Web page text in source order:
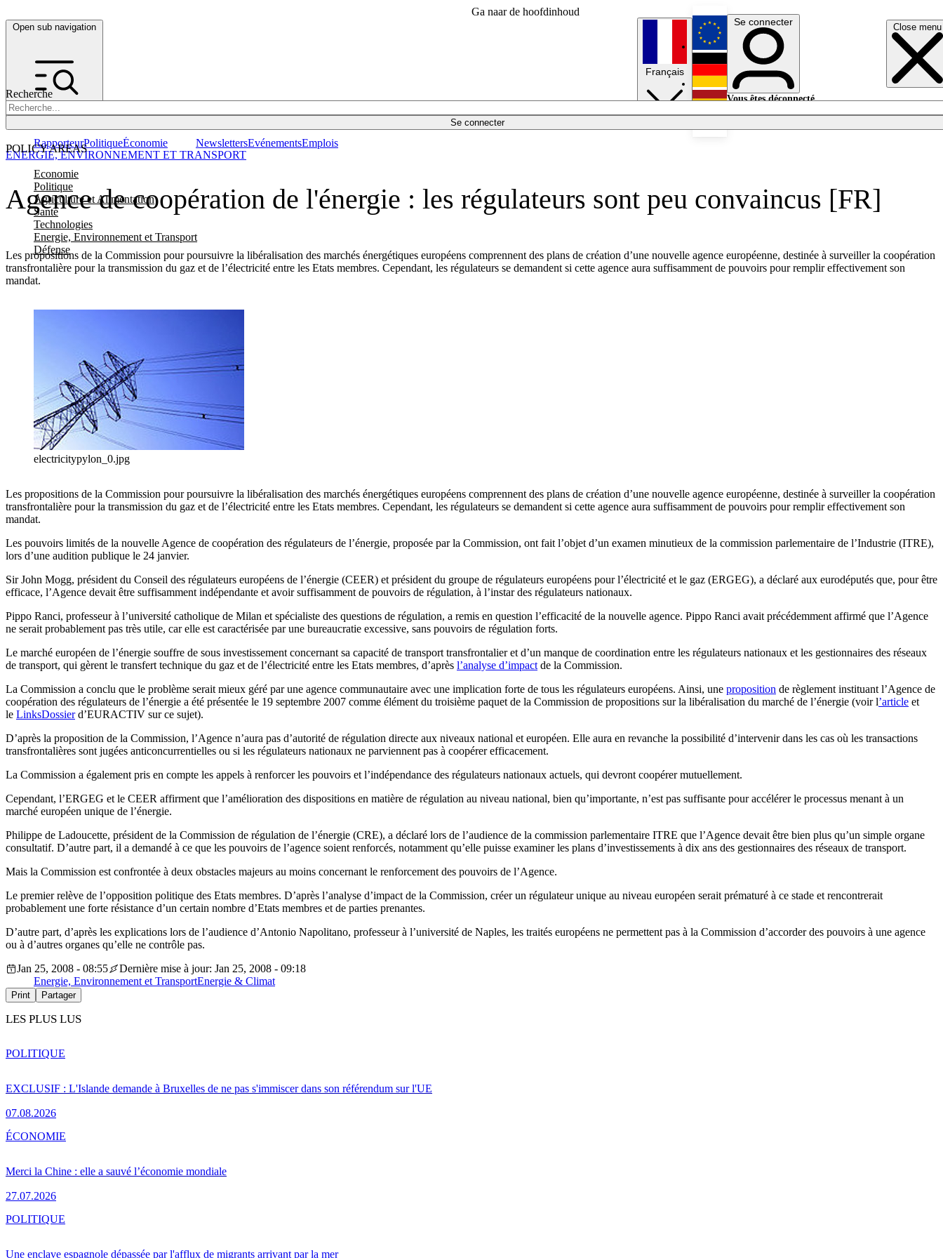
Ga naar de hoofdinhoud
Open sub navigation Close menu
Recherche
Se connecter
POLICY AREAS
Economie
Politique
Agriculture et Alimentation
Santé
Technologies
Energie, Environnement et Transport
Défense
RapporteurPolitiqueÉconomie NewslettersEvénementsEmplois
Français
English
Deutsch
Se connecter
Vous êtes déconnecté.
Agence de coopération de l'énergie : les régulateurs sont peu convaincus [FR]
Les propositions de la Commission pour poursuivre la libéralisation des marchés énergétiques européens comprennent des plans de création d’une nouvelle agence européenne, destinée à surveiller la coopération
transfrontalière pour la transmission du gaz et de l’électricité entre les Etats membres. Cependant, les régulateurs se demandent si cette agence aura suffisamment de pouvoirs pour remplir effectivement son
mandat.
ENERGIE, ENVIRONNEMENT ET TRANSPORT
electricitypylon_0.jpg
Les propositions de la Commission pour poursuivre la libéralisation des marchés énergétiques européens comprennent des plans de création d’une nouvelle agence européenne, destinée à surveiller la coopération
transfrontalière pour la transmission du gaz et de l’électricité entre les Etats membres. Cependant, les régulateurs se demandent si cette agence aura suffisamment de pouvoirs pour remplir effectivement son
mandat.
Les pouvoirs limités de la nouvelle Agence de coopération des régulateurs de l’énergie, proposée par la Commission, ont fait l’objet d’un examen minutieux de la commission parlementaire de l’Industrie (ITRE),
lors d’une audition publique le 24 janvier.
Sir John Mogg, président du Conseil des régulateurs européens de l’énergie (CEER) et président du groupe de régulateurs européens pour l’électricité et le gaz (ERGEG), a déclaré aux eurodéputés que, pour être
efficace, l’Agence devait être suffisamment indépendante et avoir suffisamment de pouvoirs de régulation, à l’instar des régulateurs nationaux.
Pippo Ranci, professeur à l’université catholique de Milan et spécialiste des questions de régulation, a remis en question l’efficacité de la nouvelle agence. Pippo Ranci avait précédemment affirmé que l’Agence
ne serait probablement pas très utile, car elle est caractérisée par une bureaucratie excessive, sans pouvoirs de régulation forts.
Le marché européen de l’énergie souffre de sous investissement concernant sa capacité de transport transfrontalier et d’un manque de coordination entre les régulateurs nationaux et les gestionnaires des réseaux
de transport, qui gèrent le transfert technique du gaz et de l’électricité entre les Etats membres, d’après l’analyse d’impact de la Commission.
La Commission a conclu que le problème serait mieux géré par une agence communautaire avec une implication forte de tous les régulateurs européens. Ainsi, une proposition de règlement instituant l’Agence de
coopération des régulateurs de l’énergie a été présentée le 19 septembre 2007 comme élément du troisième paquet de la Commission de propositions sur la libéralisation du marché de l’énergie (voir l’article et
le LinksDossierd’EURACTIV sur ce sujet).
D’après la proposition de la Commission, l’Agence n’aura pas d’autorité de régulation directe aux niveaux national et européen. Elle aura en revanche la possibilité d’intervenir dans les cas où les transactions
transfrontalières sont jugées anticoncurrentielles ou si les régulateurs nationaux ne parviennent pas à coopérer efficacement.
La Commission a également pris en compte les appels à renforcer les pouvoirs et l’indépendance des régulateurs nationaux actuels, qui devront coopérer mutuellement.
Cependant, l’ERGEG et le CEER affirment que l’amélioration des dispositions en matière de régulation au niveau national, bien qu’importante, n’est pas suffisante pour accélérer le processus menant à un
marché européen unique de l’énergie.
Philippe de Ladoucette, président de la Commission de régulation de l’énergie (CRE), a déclaré lors de l’audience de la commission parlementaire ITRE que l’Agence devait être bien plus qu’un simple organe
consultatif. D’autre part, il a demandé à ce que les pouvoirs de l’agence soient renforcés, notamment qu’elle puisse examiner les plans d’investissements à dix ans des gestionnaires des réseaux de transport.
Mais la Commission est confrontée à deux obstacles majeurs au moins concernant le renforcement des pouvoirs de l’Agence.
Le premier relève de l’opposition politique des Etats membres. D’après l’analyse d’impact de la Commission, créer un régulateur unique au niveau européen serait prématuré à ce stade et rencontrerait
probablement une forte résistance d’un certain nombre d’Etats membres et de parties prenantes.
D’autre part, d’après les explications lors de l’audience d’Antonio Napolitano, professeur à l’université de Naples, les traités européens ne permettent pas à la Commission d’accorder des pouvoirs à une agence
ou à d’autres organes qu’elle ne contrôle pas.
Jan 25, 2008 - 08:55
Dernière mise à jour: Jan 25, 2008 - 09:18
Energie, Environnement et TransportEnergie & Climat
Print Partager
LES PLUS LUS
EXCLUSIF : L'Islande demande à Bruxelles de ne pas s'immiscer dans son référendum sur l'UE
07.08.2026
POLITIQUE
Merci la Chine : elle a sauvé l’économie mondiale
27.07.2026
ÉCONOMIE
Une enclave espagnole dépassée par l'afflux de migrants arrivant par la mer
POLITIQUE